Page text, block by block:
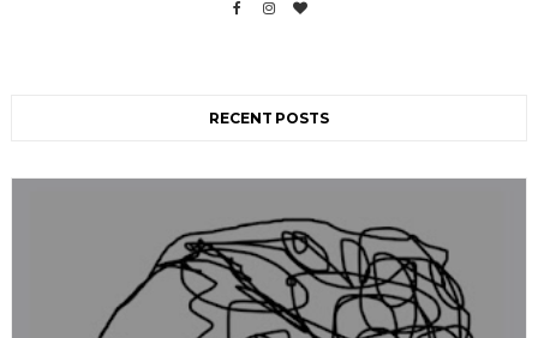
RECENT POSTS